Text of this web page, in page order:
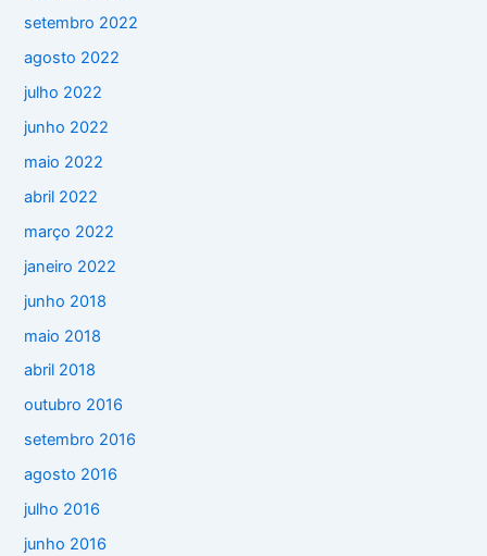
setembro 2022
agosto 2022
julho 2022
junho 2022
maio 2022
abril 2022
março 2022
janeiro 2022
junho 2018
maio 2018
abril 2018
outubro 2016
setembro 2016
agosto 2016
julho 2016
junho 2016